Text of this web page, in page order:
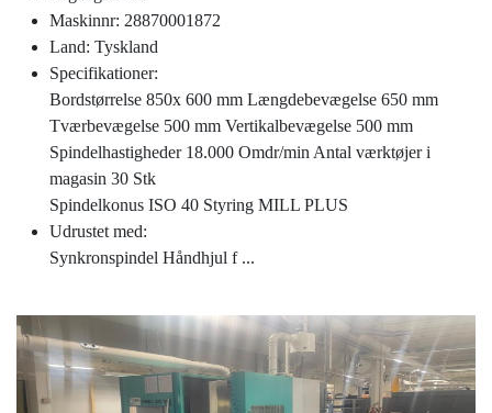
Maskinnr: 28870001872
Land: Tyskland
Specifikationer:
Bordstørrelse 850x 600 mm Længdebevægelse 650 mm
Tværbevægelse 500 mm Vertikalbevægelse 500 mm
Spindelhastigheder 18.000 Omdr/min Antal værktøjer i
magasin 30 Stk
Spindelkonus ISO 40 Styring MILL PLUS
Udrustet med:
Synkronspindel Håndhjul f ...